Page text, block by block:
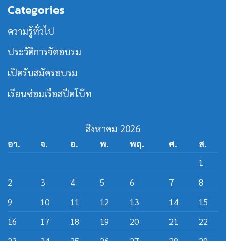
เร็ว
หลักสูตร
วิศวกรรม
สาย
เรือ
เร็ว
MOU
ร่วม
เปิด
หลักสูตร
สาย
ปีด
โบ๊ท
Categories
ความรู้ทั่วไป
ประวัติการจัดอบรม
เปิดรับสมัครอบรม
เรียนซ่อมเรือสปีดโบ๊ท
สิงหาคม 2026
อา. จ. อ. พ. พฤ. ศ.
ส.
1
2
3 4 5 6 7
8
9
10 11 12 13 14
15
16
17 18 19 20 21
22